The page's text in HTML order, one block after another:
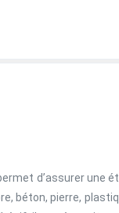
d’assurer une
béton, pierre,